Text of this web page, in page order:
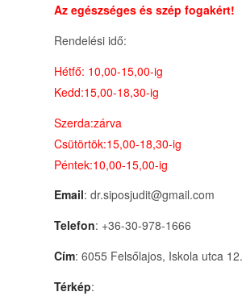
Az egészséges és szép fogakért!
Rendelési idő:
Hétfő: 10,00-15,00-ig
Kedd:15,00-18,30-ig
Szerda:zárva
Csütörtök:15,00-18,30-ig
Péntek:10,00-15,00-ig
Email: dr.siposjudit@gmail.com
Telefon: +36-30-978-1666
Cím: 6055 Felsőlajos, Iskola utca 12.
Térkép: